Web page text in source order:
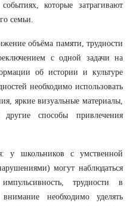
которые затрагивают
семьи.
объёма памяти, трудности
с одной задачи на
об истории и культуре
необходимо использовать
яркие визуальные материалы,
способы привлечения
у школьников с умственной
могут наблюдаться
трудности в
необходимо уделять